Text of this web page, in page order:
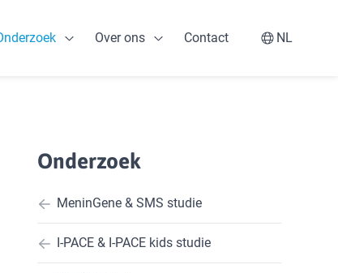
Over ons Contact NL
Onderzoek
MeninGene & SMS studie
I-PACE & I-PACE kids studie